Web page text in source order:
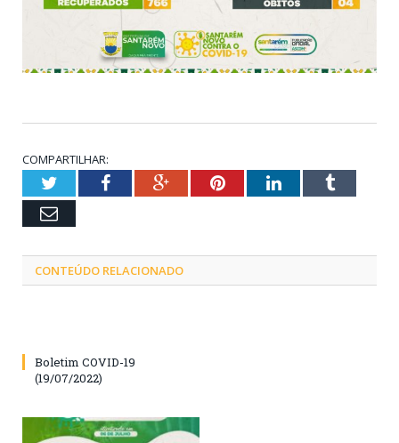
COMPARTILHAR:
TwitterFacebookGoogle+PinterestLinkedInTumblr
Email
CONTEÚDO RELACIONADO
Boletim COVID-19
(19/07/2022)